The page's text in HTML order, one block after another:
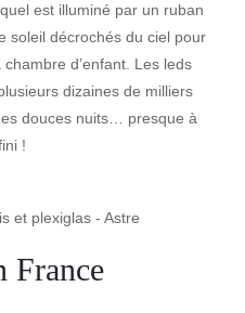
est illuminé par un ruban
soleil décrochés du ciel pour
d’enfant. Les leds
dizaines de milliers
douces nuits… presque à
!
France